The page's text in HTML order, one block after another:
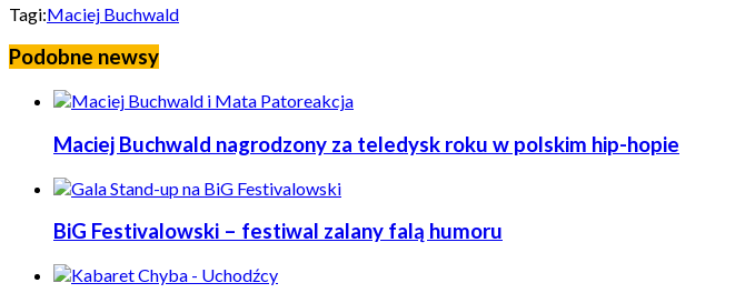
Tagi:Maciej Buchwald
Podobne newsy
Maciej Buchwald nagrodzony za teledysk roku w polskim hip-hopie
BiG Festivalowski – festiwal zalany falą humoru